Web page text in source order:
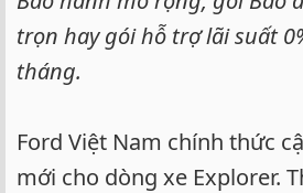
trọn hay gói hỗ trợ lãi suất
tháng.
Ford Việt Nam chính thức
mới cho dòng xe Explorer.